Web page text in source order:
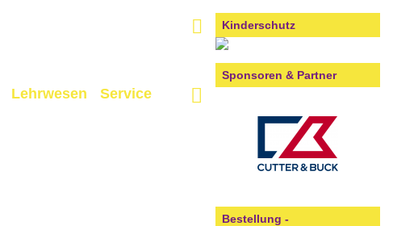
Lehrwesen Service
Kinderschutz
Sponsoren & Partner
Bestellung -